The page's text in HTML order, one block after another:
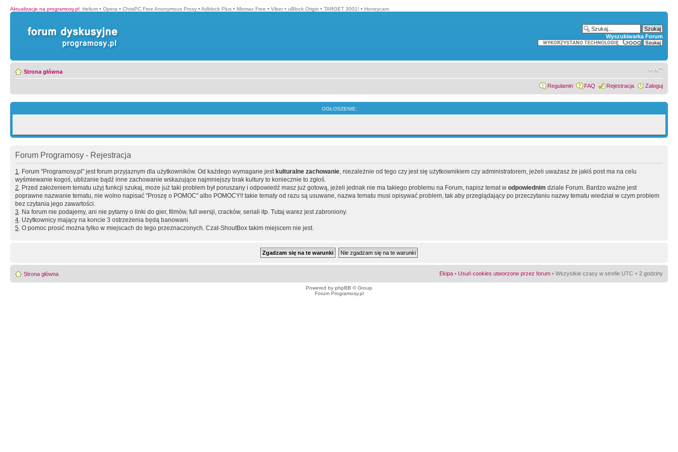
Aktualizacje na programosy.pl: Helium • Opera • ChrisPC Free Anonymous Proxy • Adblock Plus • Mixmax Free • Viber • uBlock Origin • TARGET 3001! • Honeycam
Wyszukiwarka Forum
Strona główna
Regulamin FAQ Rejestracja Zaloguj
OGŁOSZENIE:
Forum Programosy - Rejestracja
1. Forum "Programosy.pl" jest forum przyjaznym dla użytkowników. Od każdego wymagane jest kulturalne zachowanie, niezależnie od tego czy jest się użytkownikiem czy administratorem, jeżeli uważasz że jakiś post ma na celu
wyśmiewanie kogoś, ubliżanie bądź inne zachowanie wskazujące najmniejszy brak kultury to koniecznie to zgłoś.
2. Przed założeniem tematu użyj funkcji szukaj, może już taki problem był poruszany i odpowiedź masz już gotową, jeżeli jednak nie ma takiego problemu na Forum, napisz temat w odpowiednim dziale Forum. Bardzo ważne jest
poprawne nazwanie tematu, nie wolno napisać "Proszę o POMOC" albo POMOCY!! takie tematy od razu są usuwane, nazwa tematu musi opisywać problem, tak aby przeglądający po przeczytaniu nazwy tematu wiedział w czym problem
bez czytania jego zawartości.
3. Na forum nie podajemy, ani nie pytamy o linki do gier, filmów, full wersji, cracków, seriali itp. Tutaj warez jest zabroniony.
4. Użytkownicy mający na koncie 3 ostrzeżenia będą banowani.
5. O pomoc prosić można tylko w miejscach do tego przeznaczonych. Czat-ShoutBox takim miejscem nie jest.
Strona główna Ekipa • Usuń cookies utworzone przez forum • Wszystkie czasy w strefie UTC + 2 godziny
Powered by phpBB © Group
Forum Programosy.pl